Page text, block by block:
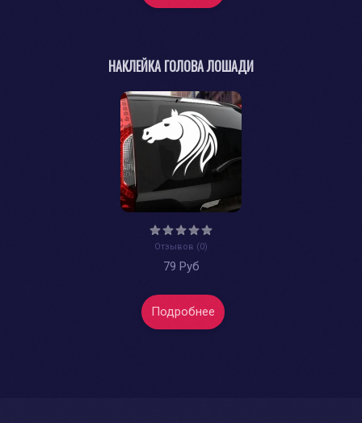
НАКЛЕЙКА ГОЛОВА ЛОШАДИ
Отзывов (0)
79 Руб
Подробнее